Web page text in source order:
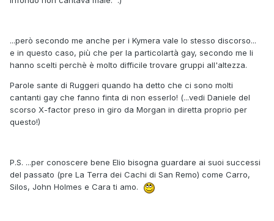
...però secondo me anche per i Kymera vale lo stesso discorso...
e in questo caso, più che per la particolartà gay, secondo me li
hanno scelti perchè è molto difficile trovare gruppi all'altezza.
Parole sante di Ruggeri quando ha detto che ci sono molti
cantanti gay che fanno finta di non esserlo! (...vedi Daniele del
scorso X-factor preso in giro da Morgan in diretta proprio per
questo!)
P.S. ...per conoscere bene Elio bisogna guardare ai suoi successi
del passato (pre La Terra dei Cachi di San Remo) come Carro,
Silos, John Holmes e Cara ti amo.